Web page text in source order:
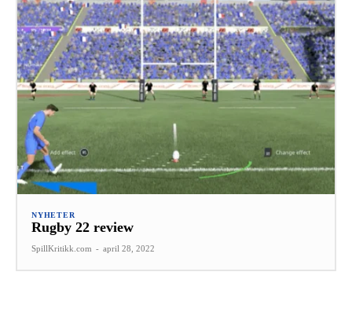
NYHETER
Rugby 22 review
SpillKritikk.com - april 28, 2022